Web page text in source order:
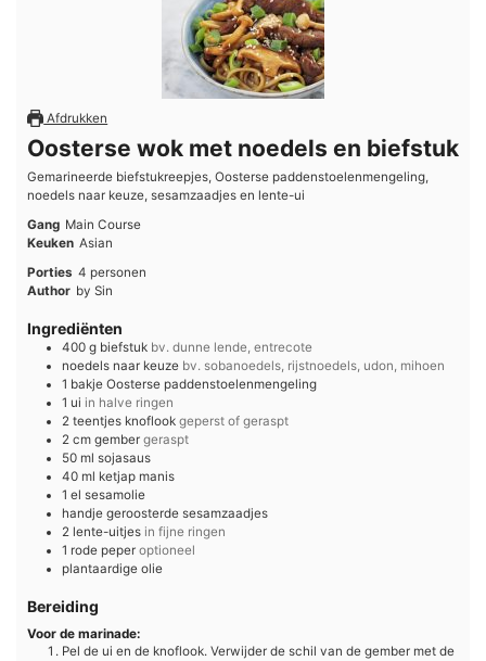
Afdrukken
Oosterse wok met noedels en biefstuk
Gemarineerde biefstukreepjes, Oosterse paddenstoelenmengeling,
noedels naar keuze, sesamzaadjes en lente-ui
Gang Main Course
Keuken Asian
Porties 4 personen
Author by Sin
Ingrediënten
400 g biefstuk bv. dunne lende, entrecote
noedels naar keuze bv. sobanoedels, rijstnoedels, udon, mihoen
1 bakje Oosterse paddenstoelenmengeling
1 ui in halve ringen
2 teentjes knoflook geperst of geraspt
2 cm gember geraspt
50 ml sojasaus
40 ml ketjap manis
1 el sesamolie
handje geroosterde sesamzaadjes
2 lente-uitjes in fijne ringen
1 rode peper optioneel
plantaardige olie
Bereiding
Voor de marinade:
Pel de ui en de knoflook. Verwijder de schil van de gember met de